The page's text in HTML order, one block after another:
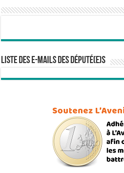
Liste des e-mails des député(e)s